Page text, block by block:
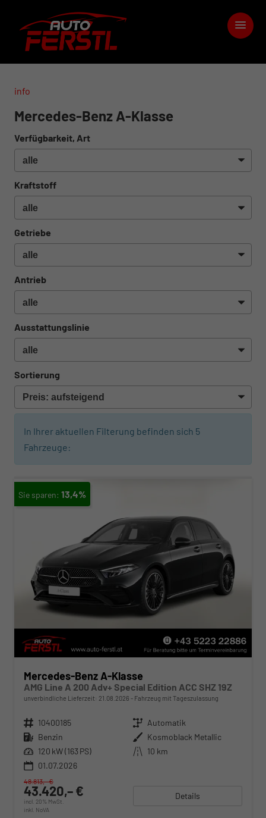
info
Mercedes-Benz A-Klasse
Verfügbarkeit, Art
Kraftstoff
Getriebe
Antrieb
Ausstattungslinie
Sortierung
In Ihrer aktuellen Filterung befinden sich 5
Fahrzeuge:
13,4%
Mercedes-Benz A-Klasse
AMG Line A 200 Adv+ Special Edition ACC SHZ 19Z
unverbindliche Lieferzeit: 21.08.2026 Fahrzeug mit Tageszulassung
Fahrzeugnr. 10400185 Getriebe Automatik
Kraftstoff Benzin Außenfarbe Kosmoblack Metallic
Leistung 120 kW (163 PS) Kilometerstand 10 km
01.07.2026
43.420,– €
incl. 20% MwSt.
inkl. NoVA
48.813,– €
Details